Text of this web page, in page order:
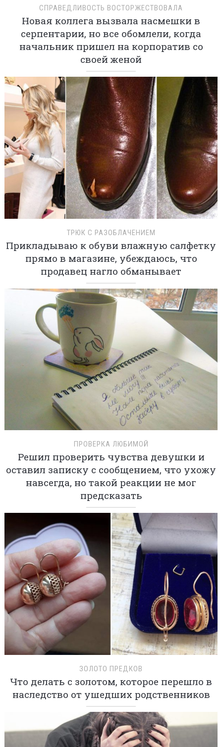
СПРАВЕДЛИВОСТЬ ВОСТОРЖЕСТВОВАЛА
Новая коллега вызвала насмешки в
серпентарии, но все обомлели, когда
начальник пришел на корпоратив со
своей женой
ТРЮК С РАЗОБЛАЧЕНИЕМ
Прикладываю к обуви влажную салфетку
прямо в магазине, убеждаюсь, что
продавец нагло обманывает
ПРОВЕРКА ЛЮБИМОЙ
Решил проверить чувства девушки и
оставил записку с сообщением, что ухожу
навсегда, но такой реакции не мог
предсказать
ЗОЛОТО ПРЕДКОВ
Что делать с золотом, которое перешло в
наследство от ушедших родственников